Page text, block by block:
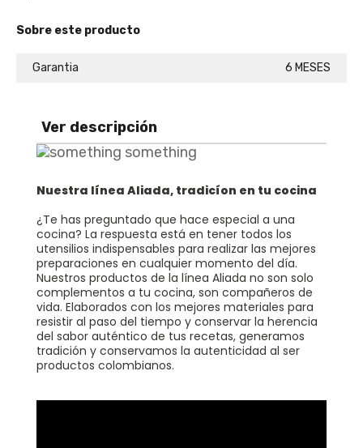
Olla A Presión Ultra Max En Aluminio Con Cierre Externo Olla A Presión ULTRA MAX UNIVERSAL 4.5 Litros
$ 208.900 $ 171.298
18% De Descuento
Agregar
Sobre este producto
Garantia 6 MESES
Ver descripción
Nuestra línea Aliada, tradicíon en tu cocina
¿Te has preguntado que hace especial a una
cocina? La respuesta está en tener todos los
utensilios indispensables para realizar las mejores
preparaciones en cualquier momento del día.
Nuestros productos de la línea Aliada no son solo
complementos a tu cocina, son compañeros de
vida. Elaborados con los mejores materiales para
resistir al paso del tiempo y conservar la herencia
del sabor auténtico de tus recetas, generamos
tradición y conservamos la autenticidad al ser
productos colombianos.